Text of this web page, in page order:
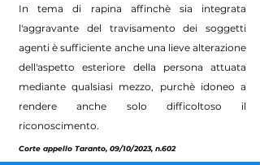
In tema di rapina affinchè sia integrata
l'aggravante del travisamento dei soggetti
agenti è sufficiente anche una lieve alterazione
dell'aspetto esteriore della persona attuata
mediante qualsiasi mezzo, purchè idoneo a
rendere anche solo difficoltoso il
riconoscimento.
Corte appello Taranto, 09/10/2023, n.602